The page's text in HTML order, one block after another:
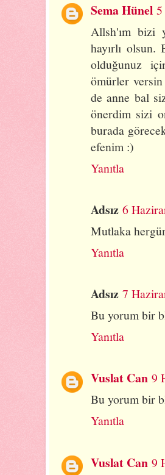
Sema Hünel
Allsh'ım bizi
hayırlı olsun.
olduğunuz
ömürler
de anne bal
önerdim sizi
burada
efenim :)
Yanıtla
Adsız 6
Mutlaka
Yanıtla
Adsız 7
Bu yorum bir
Yanıtla
Vuslat Can 9
Bu yorum bir
Yanıtla
Vuslat Can 9